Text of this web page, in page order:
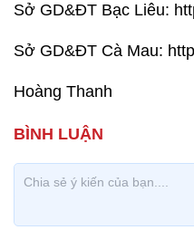
Sở GD&ĐT Bạc Liêu:
Sở GD&ĐT Cà Mau:
Hoàng Thanh